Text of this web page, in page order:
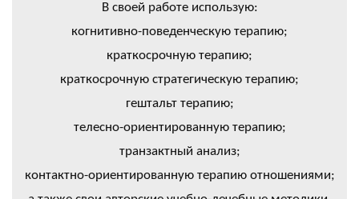
В своей работе использую:
когнитивно-поведенческую терапию;
краткосрочную терапию;
краткосрочную стратегическую терапию;
гештальт терапию;
телесно-ориентированную терапию;
транзактный анализ;
контактно-ориентированную терапию отношениями;